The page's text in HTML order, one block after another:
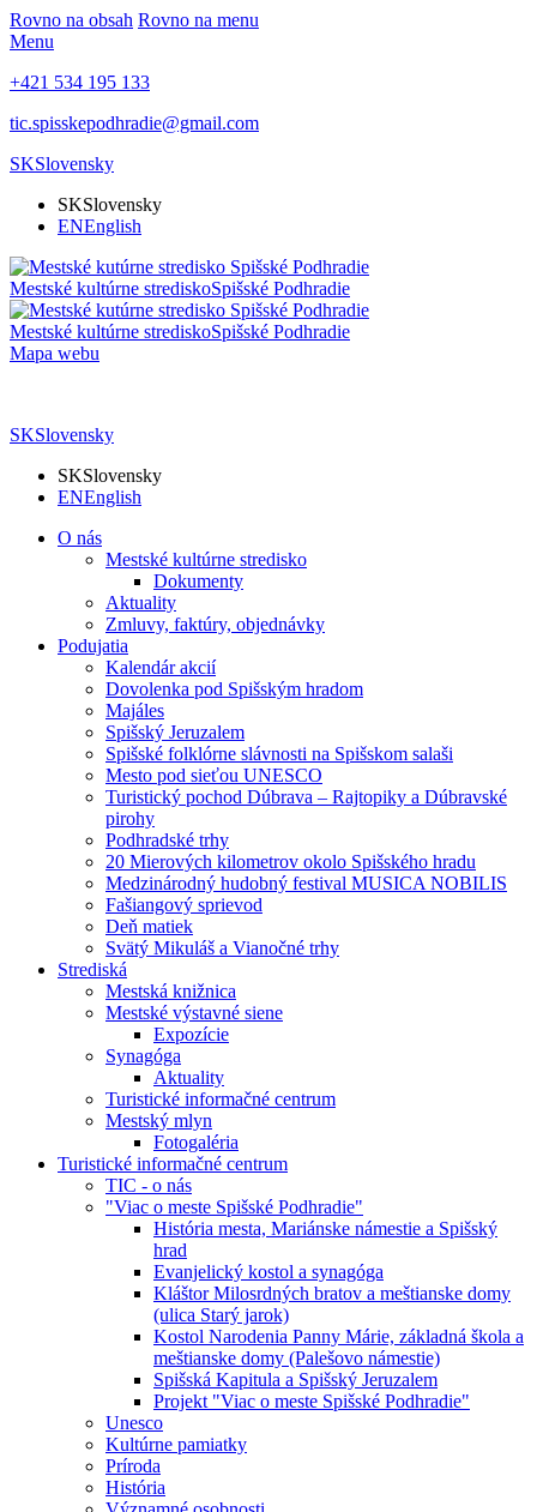
Rovno na obsah Rovno na menu
Menu
+421 534 195 133
tic.spisskepodhradie@gmail.com
SKSlovensky
SKSlovensky
ENEnglish
Mestské kultúrne strediskoSpišské Podhradie
Mestské kultúrne strediskoSpišské Podhradie
Mapa webu
SKSlovensky
SKSlovensky
ENEnglish
O nás
Mestské kultúrne stredisko
Dokumenty
Aktuality
Zmluvy, faktúry, objednávky
Podujatia
Kalendár akcií
Dovolenka pod Spišským hradom
Majáles
Spišský Jeruzalem
Spišské folklórne slávnosti na Spišskom salaši
Mesto pod sieťou UNESCO
Turistický pochod Dúbrava – Rajtopiky a Dúbravské
pirohy
Podhradské trhy
20 Mierových kilometrov okolo Spišského hradu
Medzinárodný hudobný festival MUSICA NOBILIS
Fašiangový sprievod
Deň matiek
Svätý Mikuláš a Vianočné trhy
Strediská
Mestská knižnica
Mestské výstavné siene
Expozície
Synagóga
Aktuality
Turistické informačné centrum
Mestský mlyn
Fotogaléria
Turistické informačné centrum
TIC - o nás
"Viac o meste Spišské Podhradie"
História mesta, Mariánske námestie a Spišský
hrad
Evanjelický kostol a synagóga
Kláštor Milosrdných bratov a meštianske domy
(ulica Starý jarok)
Kostol Narodenia Panny Márie, základná škola a
meštianske domy (Palešovo námestie)
Spišská Kapitula a Spišský Jeruzalem
Projekt "Viac o meste Spišské Podhradie"
Unesco
Kultúrne pamiatky
Príroda
História